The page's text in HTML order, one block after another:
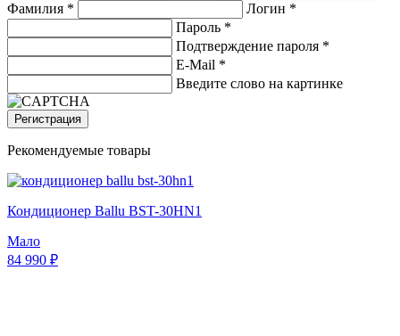
Фамилия *
Логин *
Пароль *
Подтверждение пароля *
E-Mail *
Введите слово на картинке
Регистрация
Рекомендуемые товары
Кондиционер Ballu BST-30HN1
Мало
84 990 ₽